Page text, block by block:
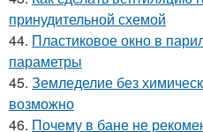
принудительной схемой
44. Пластиковое окно в
параметры
45. Земледелие без
возможно
46. Почему в бане не